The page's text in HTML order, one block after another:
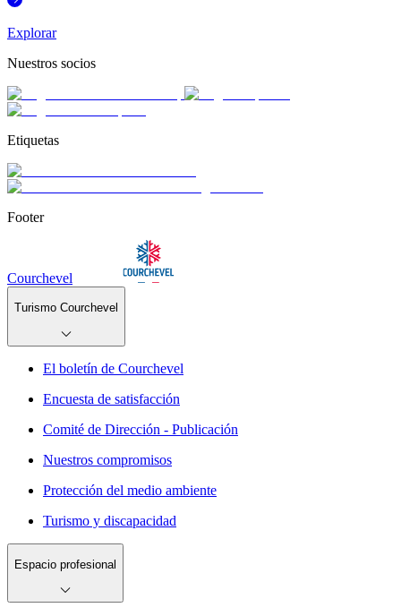
Explorar
Nuestros socios
Etiquetas
Footer
Courchevel
Turismo Courchevel
El boletín de Courchevel
Encuesta de satisfacción
Comité de Dirección - Publicación
Nuestros compromisos
Protección del medio ambiente
Turismo y discapacidad
Espacio profesional